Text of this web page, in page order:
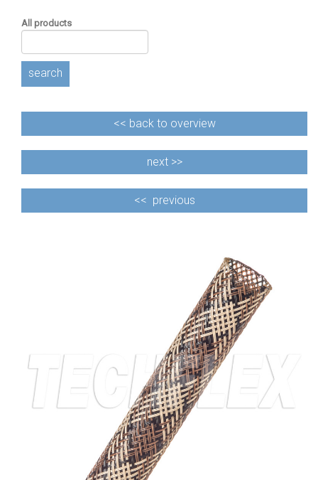
All products
search
<< back to overview
next >>
<< previous